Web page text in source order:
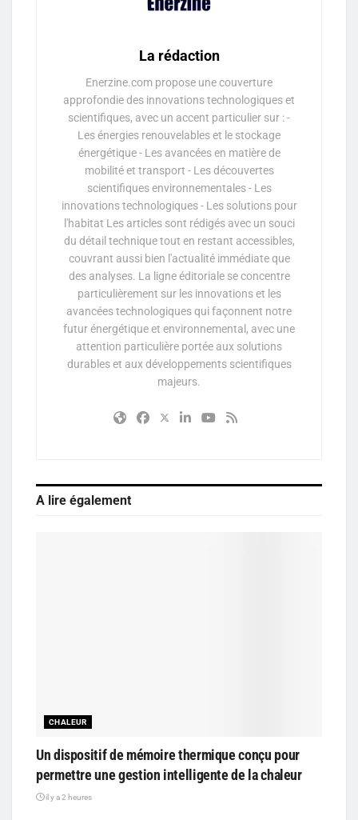
La rédaction
Enerzine.com propose une couverture
approfondie des innovations technologiques et
scientifiques, avec un accent particulier sur : -
Les énergies renouvelables et le stockage
énergétique - Les avancées en matière de
mobilité et transport - Les découvertes
scientifiques environnementales - Les
innovations technologiques - Les solutions pour
l'habitat Les articles sont rédigés avec un souci
du détail technique tout en restant accessibles,
couvrant aussi bien l'actualité immédiate que
des analyses. La ligne éditoriale se concentre
particulièrement sur les innovations et les
avancées technologiques qui façonnent notre
futur énergétique et environnemental, avec une
attention particulière portée aux solutions
durables et aux développements scientifiques
majeurs.
A lire également
CHALEUR
Un dispositif de mémoire thermique conçu pour
permettre une gestion intelligente de la chaleur
il y a 2 heures